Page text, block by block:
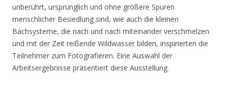
unberührt, ursprünglich und ohne größere Spuren
menschlicher Besiedlung sind, wie auch die kleinen
Bachsysteme, die nach und nach miteinander verschmelzen
und mit der Zeit reißende Wildwasser bilden, inspirierten die
Teilnehmer zum Fotografieren. Eine Auswahl der
Arbeitsergebnisse präsentiert diese Ausstellung.